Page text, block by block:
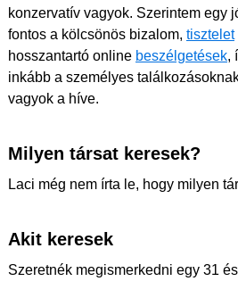
konzervatív vagyok. Szerintem egy
fontos a kölcsönös bizalom, tisztelet
hosszantartó online beszélgetések,
inkább a személyes
vagyok a híve.
Milyen társat keresek?
Laci még nem írta le, hogy milyen
Akit keresek
Szeretnék megismerkedni egy 31